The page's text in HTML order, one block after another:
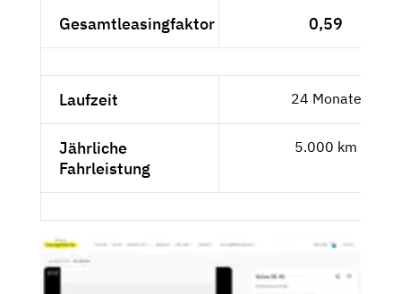
Gesamtleasingfaktor 0,59
Laufzeit 24 Monate
Jährliche
Fahrleistung
5.000 km